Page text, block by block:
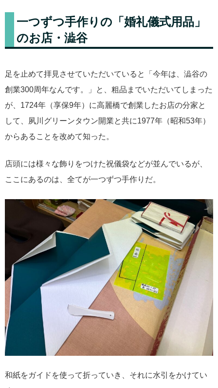
一つずつ手作りの「婚礼儀式用品」
のお店・澁谷
足を止めて拝見させていただいていると「今年は、澁谷の
創業300周年なんです。」と、粗品までいただいてしまった
が、1724年（享保9年）に高麗橋で創業したお店の分家と
して、夙川グリーンタウン開業と共に1977年（昭和53年）
からあることを改めて知った。
店頭には様々な飾りをつけた祝儀袋などが並んでいるが、
ここにあるのは、全てが一つずつ手作りだ。
和紙をガイドを使って折っていき、それに水引をかけてい